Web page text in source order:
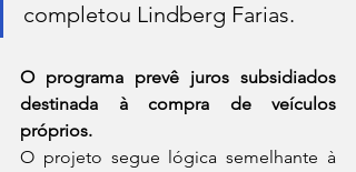
completou Lindberg Farias.
O programa prevê juros subsidiados
destinada à compra de veículos
próprios.
O projeto segue lógica semelhante à